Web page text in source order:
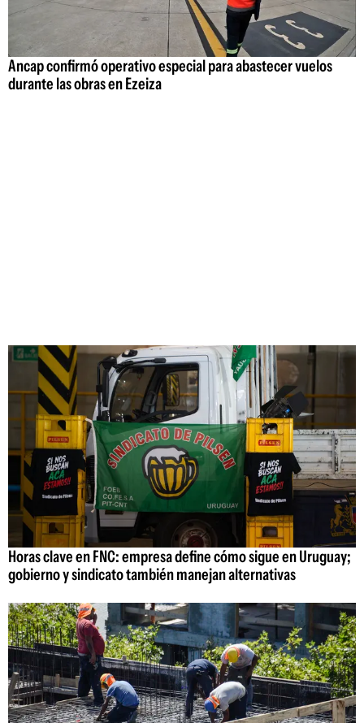
Ancap confirmó operativo especial para abastecer vuelos
durante las obras en Ezeiza
Horas clave en FNC: empresa define cómo sigue en Uruguay;
gobierno y sindicato también manejan alternativas